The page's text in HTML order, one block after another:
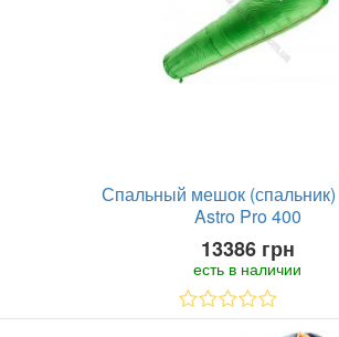
Спальный мешок
Astro Pro 400
13386 грн
есть в наличии